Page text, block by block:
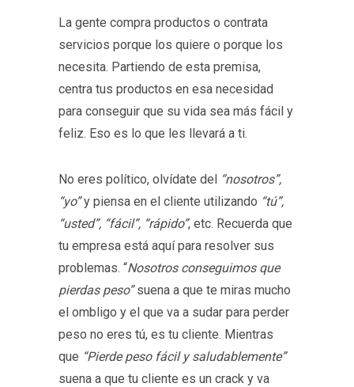
La gente compra productos o contrata
servicios porque los quiere o porque los
necesita. Partiendo de esta premisa,
centra tus productos en esa necesidad
para conseguir que su vida sea más fácil y
feliz. Eso es lo que les llevará a ti.
No eres político, olvídate del “nosotros”,
“yo”y piensa en el cliente utilizando “tú”,
“usted”, “fácil”, “rápido”, etc. Recuerda que
tu empresa está aquí para resolver sus
problemas. “Nosotros conseguimos que
pierdas peso”suena a que te miras mucho
el ombligo y el que va a sudar para perder
peso no eres tú, es tu cliente. Mientras
que “Pierde peso fácil y saludablemente”
suena a que tu cliente es un crack y va